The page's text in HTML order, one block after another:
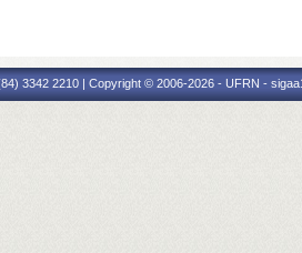
3342 2210 | Copyright © 2006-2026 - UFRN -